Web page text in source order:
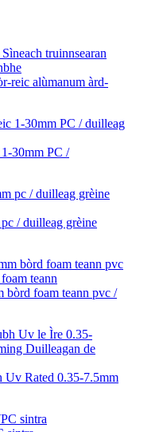
reic alùmanum àrd-
30mm PC /
/ duilleag grèine
bòrd foam teann pvc /
Uv Rated 0.35-7.5mm